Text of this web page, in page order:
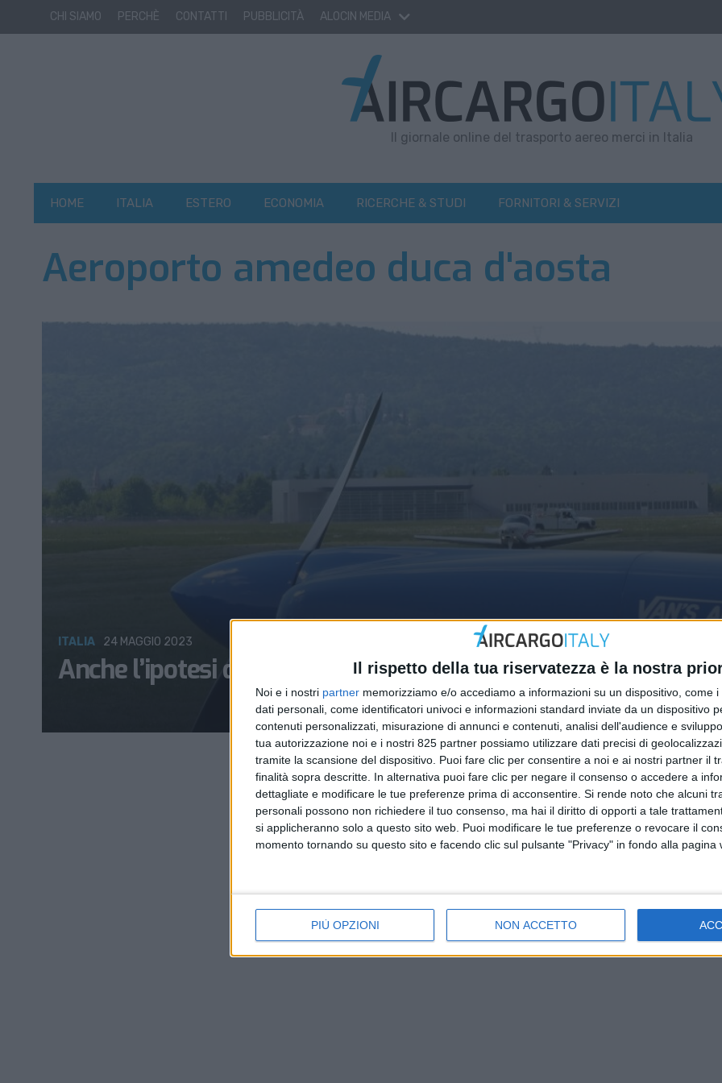
Il rispetto della tua riservatezza è la nostra
Noi e i nostri partner memorizziamo e/o accediamo a informazioni su un dispositivo, come
dati personali, come identificatori univoci e informazioni standard inviate da un dispositivo
contenuti personalizzati, misurazione di annunci e contenuti, analisi dell'audience e
tua autorizzazione noi e i nostri 825 partner possiamo utilizzare dati precisi di
tramite la scansione del dispositivo. Puoi fare clic per consentire a noi e ai nostri partner il
finalità sopra descritte. In alternativa puoi fare clic per negare il consenso o accedere a
dettagliate e modificare le tue preferenze prima di acconsentire. Si rende noto che alcuni
personali possono non richiedere il tuo consenso, ma hai il diritto di opporti a tale
si applicheranno solo a questo sito web. Puoi modificare le tue preferenze o revocare il
momento tornando su questo sito e facendo clic sul pulsante "Privacy" in fondo alla pagina
PIÙ OPZIONI NON ACCETTO
CHI SIAMO PERCHÈ CONTATTI PUBBLICITÀ ALOCIN MEDIA
Il giornale online del trasporto aereo merci in Italia
HOME ITALIA ESTERO ECONOMIA RICERCHE & STUDI FORNITORI & SERVIZI
Aeroporto amedeo duca d'aosta
Anche l’ipotesi droni cargo per il rilancio dell’aeroporto di
ITALIA 24 MAGGIO 2023